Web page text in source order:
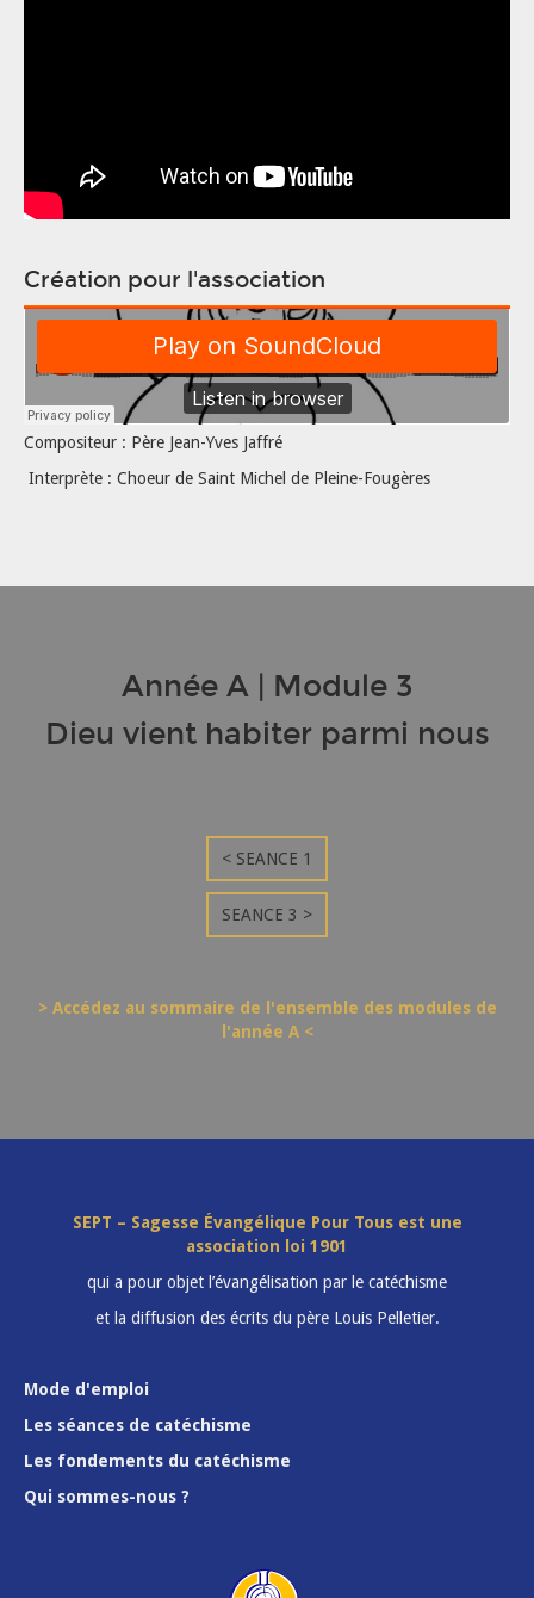
Création pour l'association
Compositeur : Père Jean-Yves Jaffré
Interprète : Choeur de Saint Michel de Pleine-Fougères
Année A | Module 3
Dieu vient habiter parmi nous
< SEANCE 1
SEANCE 3 >
> Accédez au sommaire de l'ensemble des modules de
l'année A <
SEPT – Sagesse Évangélique Pour Tous est une
association loi 1901
qui a pour objet l’évangélisation par le catéchisme
et la diffusion des écrits du père Louis Pelletier.
Mode d'emploi
Les séances de catéchisme
Les fondements du catéchisme
Qui sommes-nous ?